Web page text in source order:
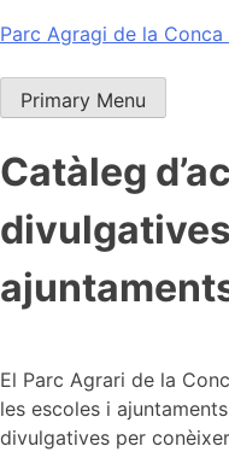
Skip
content
Parc Agragi de la Conca
Primary Menu
Catàleg
El Parc Agrari de la
les escoles i
divulgatives per